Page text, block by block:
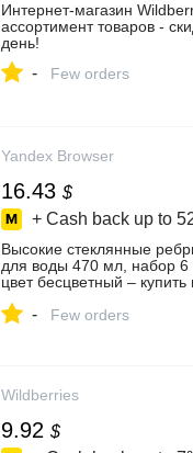
Интернет‑магазин
ассортимент товаров -
день!
- Few orders
Yandex Browser
16.43 $
+ Cash back up to
Высокие стеклянные
для воды 470 мл, набор 6
цвет бесцветный – купить
4530525727
- Few orders
Wildberries
9.92 $